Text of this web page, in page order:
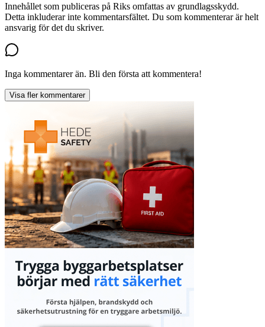
Innehållet som publiceras på Riks omfattas av grundlagsskydd.
Detta inkluderar inte kommentarsfältet. Du som kommenterar är helt
ansvarig för det du skriver.
Inga kommentarer än. Bli den första att kommentera!
Visa fler kommentarer